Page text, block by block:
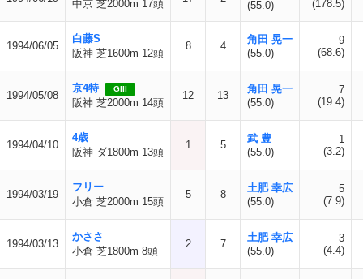
中京 芝2000m 17頭 (55.0) (178.5)
1994/06/05
白藤S
阪神 芝1600m 12頭
8 4
角田 晃一
(55.0)
9
(68.6)
1994/05/08
京4特 GIII
阪神 芝2000m 14頭
12 13
角田 晃一
(55.0)
7
(19.4)
1994/04/10
4歳
阪神 ダ1800m 13頭
1 5
武 豊
(55.0)
1
(3.2)
1994/03/19
フリー
小倉 芝2000m 15頭
5 8
土肥 幸広
(55.0)
5
(7.9)
1994/03/13
かささ
小倉 芝1800m 8頭
2 7
土肥 幸広
(55.0)
3
(4.4)